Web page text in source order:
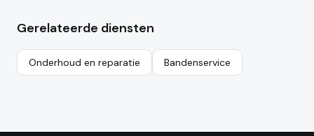
Gerelateerde diensten
Onderhoud en reparatie Bandenservice